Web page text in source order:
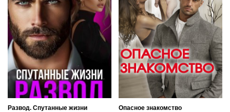
Развод. Спутанные жизни Опасное знакомство